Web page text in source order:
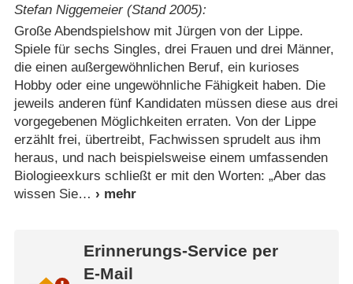
Stefan Niggemeier (Stand 2005):
Große Abendspielshow mit Jürgen von der Lippe.
Spiele für sechs Singles, drei Frauen und drei Männer,
die einen außergewöhnlichen Beruf, ein kurioses
Hobby oder eine ungewöhnliche Fähigkeit haben. Die
jeweils anderen fünf Kandidaten müssen diese aus drei
vorgegebenen Möglichkeiten erraten. Von der Lippe
erzählt frei, übertreibt, Fachwissen sprudelt aus ihm
heraus, und nach beispielsweise einem umfassenden
Biologieexkurs schließt er mit den Worten: „Aber das
wissen Sie
Erinnerungs-Service per
E-Mail